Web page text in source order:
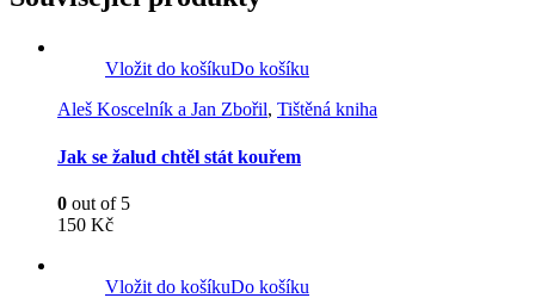
Vložit do košíkuDo košíku
Aleš Koscelník a Jan Zbořil, Tištěná kniha
Jak se žalud chtěl stát kouřem
0 out of 5
150 Kč
Vložit do košíkuDo košíku